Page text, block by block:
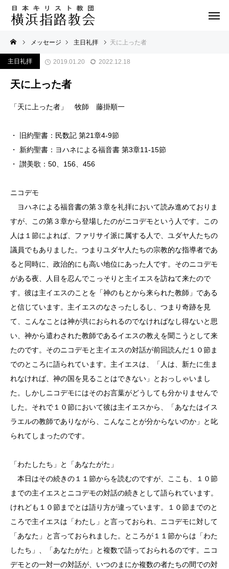
メッセージ 主日礼拝 天に上った者
主日礼拝 2019.01.20 2022.12.18
天に上った者
「天に上った者」 牧師 藤掛順一
・ 旧約聖書：民数記 第21章4-9節
・ 新約聖書：ヨハネによる福音書 第3章11-15節
・ 讃美歌：50、156、456
ニコデモ
ヨハネによる福音書の第３章を礼拝において読み進めておりま
すが、この第３章から登場したのがニコデモという人です。この
人は１節によれば、ファリサイ派に属する人で、ユダヤ人たちの
議員でもありました。つまりユダヤ人たちの宗教的な指導者であ
ると同時に、政治的にも高い地位にあった人です。そのニコデモ
がある夜、人目を忍んでこっそりと主イエスを訪ねて来たので
す。彼は主イエスのことを「神のもとから来られた教師」である
と信じています。主イエスのなさったしるし、つまり奇跡を見
て、こんなことは神が共におられるのでなければなし得ないと思
い、神から遣わされた教師であるイエスの教えを聞こうとして来
たのです。そのニコデモと主イエスの対話が前回読んだ１０節ま
でのところに語られています。主イエスは、「人は、新たに生ま
れなければ、神の国を見ることはできない」とおっしゃいまし
た。しかしニコデモにはそのお言葉がどうしても分かりませんで
した。それで１０節において彼は主イエスから、「あなたはイス
ラエルの教師でありながら、こんなことが分からないのか」と叱
られてしまったのです。
「わたしたち」と「あなたがた」
本日はその続きの１１節からを読むのですが、ここも、１０節
までの主イエスとニコデモの対話の続きとして語られています。
けれども１０節までとは語り方が違っています。１０節までのと
ころで主イエスは「わたし」と言っておられ、ニコデモに対して
「あなた」と言っておられました。ところが１１節からは「わた
したち」、「あなたがた」と複数で語っておられるのです。ニコ
デモとの一対一の対話が、いつのまにか複数の者たちの間での対